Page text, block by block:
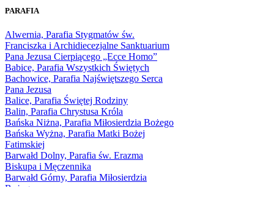
1966
1968
1969
1970
1971
1972
1973
1974
1975
1976
1977
1978
1979
1980
1981
PARAFIA
Alwernia, Parafia Stygmatów św.
Franciszka i Archidiecezjalne Sanktuarium
Pana Jezusa Cierpiącego „Ecce Homo”
Babice, Parafia Wszystkich Świętych
Bachowice, Parafia Najświętszego Serca
Pana Jezusa
Balice, Parafia Świętej Rodziny
Balin, Parafia Chrystusa Króla
Bańska Niżna, Parafia Miłosierdzia Bożego
Bańska Wyżna, Parafia Matki Bożej
Fatimskiej
Barwałd Dolny, Parafia św. Erazma
Biskupa i Męczennika
Barwałd Górny, Parafia Miłosierdzia
Bożego